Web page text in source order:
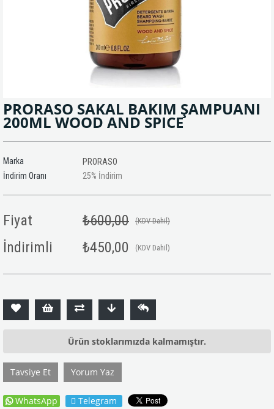
PRORASO SAKAL BAKIM ŞAMPUANI
200ML WOOD AND SPICE
Marka
PRORASO
İndirim Oranı
%
25 İndirim
Fiyat ₺600,00 (KDV Dahil)
İndirimli ₺450,00 (KDV Dahil)
Ürün stoklarımızda kalmamıştır.
Tavsiye Et Yorum Yaz
WhatsApp Telegram